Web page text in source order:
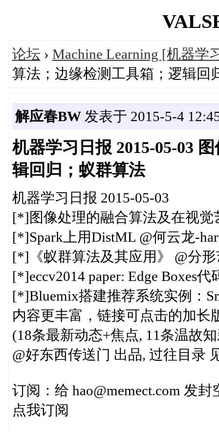
论坛 › Machine Learning [机器学
算法；边缘检测工具箱；逻辑回
解应春BW发表于 2015-5-4
机器学习日报 2015-05-03
辑回归；蚁群算法
机器学习日报 2015-05-03
[*]图像处理的融合算法及在视觉
[*]Spark上用DistML @何云龙-
[*]《蚁群算法及其应用》 @分
[*]eccv2014 paper: Edge Boxes代
[*]Bluemix搭建推荐系统实例：
内容更丰富，链接可点击的加长
(18条最新动态+焦点, 11条温故
@好东西传送门 出品, 过往目录
订阅：给 hao@memect.com 发
点我订阅